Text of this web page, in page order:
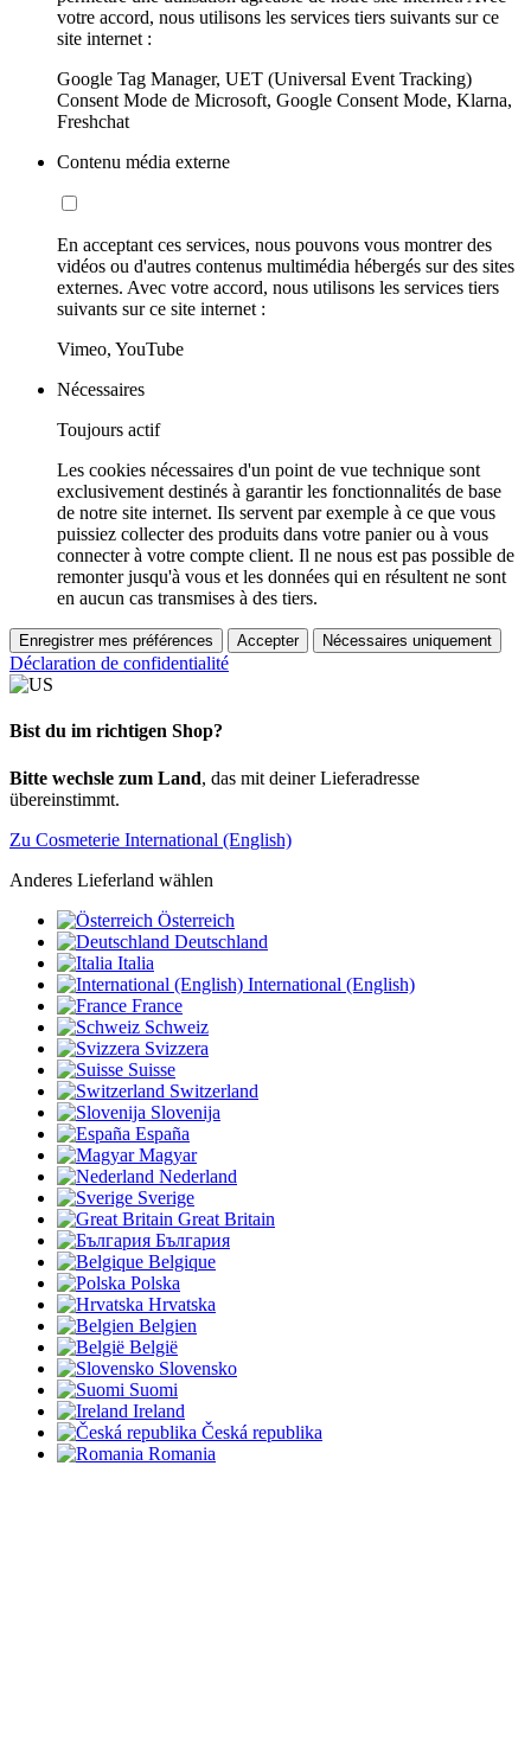
votre accord, nous utilisons les services tiers suivants sur ce
site internet :
Google Tag Manager, UET (Universal Event Tracking)
Consent Mode de Microsoft, Google Consent Mode, Klarna,
Freshchat
Contenu média externe
En acceptant ces services, nous pouvons vous montrer des
vidéos ou d'autres contenus multimédia hébergés sur des sites
externes. Avec votre accord, nous utilisons les services tiers
suivants sur ce site internet :
Vimeo, YouTube
Nécessaires
Toujours actif
Les cookies nécessaires d'un point de vue technique sont
exclusivement destinés à garantir les fonctionnalités de base
de notre site internet. Ils servent par exemple à ce que vous
puissiez collecter des produits dans votre panier ou à vous
connecter à votre compte client. Il ne nous est pas possible de
remonter jusqu'à vous et les données qui en résultent ne sont
en aucun cas transmises à des tiers.
Enregistrer mes préférences Accepter Nécessaires uniquement
Déclaration de confidentialité
Bist du im richtigen Shop?
Bitte wechsle zum Land, das mit deiner Lieferadresse
übereinstimmt.
Zu Cosmeterie International (English)
Anderes Lieferland wählen
Österreich
Deutschland
Italia
International (English)
France
Schweiz
Svizzera
Suisse
Switzerland
Slovenija
España
Magyar
Nederland
Sverige
Great Britain
България
Belgique
Polska
Hrvatska
Belgien
België
Slovensko
Suomi
Ireland
Česká republika
Romania